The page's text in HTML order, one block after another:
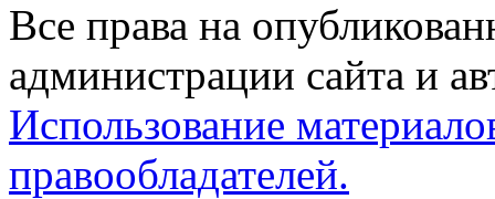
Все права на
администрации сайта и
Использование
правообладателей.